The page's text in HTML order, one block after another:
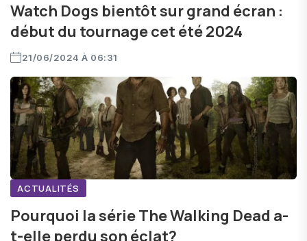
Watch Dogs bientôt sur grand écran :
début du tournage cet été 2024
21/06/2024 À 06:31
ACTUALITÉS
Pourquoi la série The Walking Dead a-
t-elle perdu son éclat?